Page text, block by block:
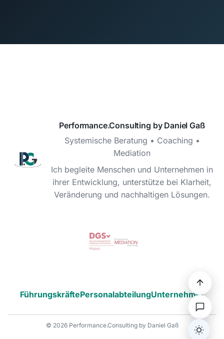
Dark/
Performance.Consulting by Daniel Gaß
Systemische Beratung • Coaching •
Mediation
Ich begleite Menschen und Unternehmen in
ihrer Entwicklung, unterstütze bei Klarheit,
Veränderung und nachhaltigen Lösungen.
FührungskräftePersonalabteilungUnternehmer
© 2026 Performance.Consulting by Daniel Gaß